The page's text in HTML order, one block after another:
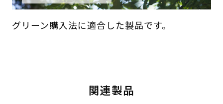
グリーン購入法に適合した製品です。
関連製品